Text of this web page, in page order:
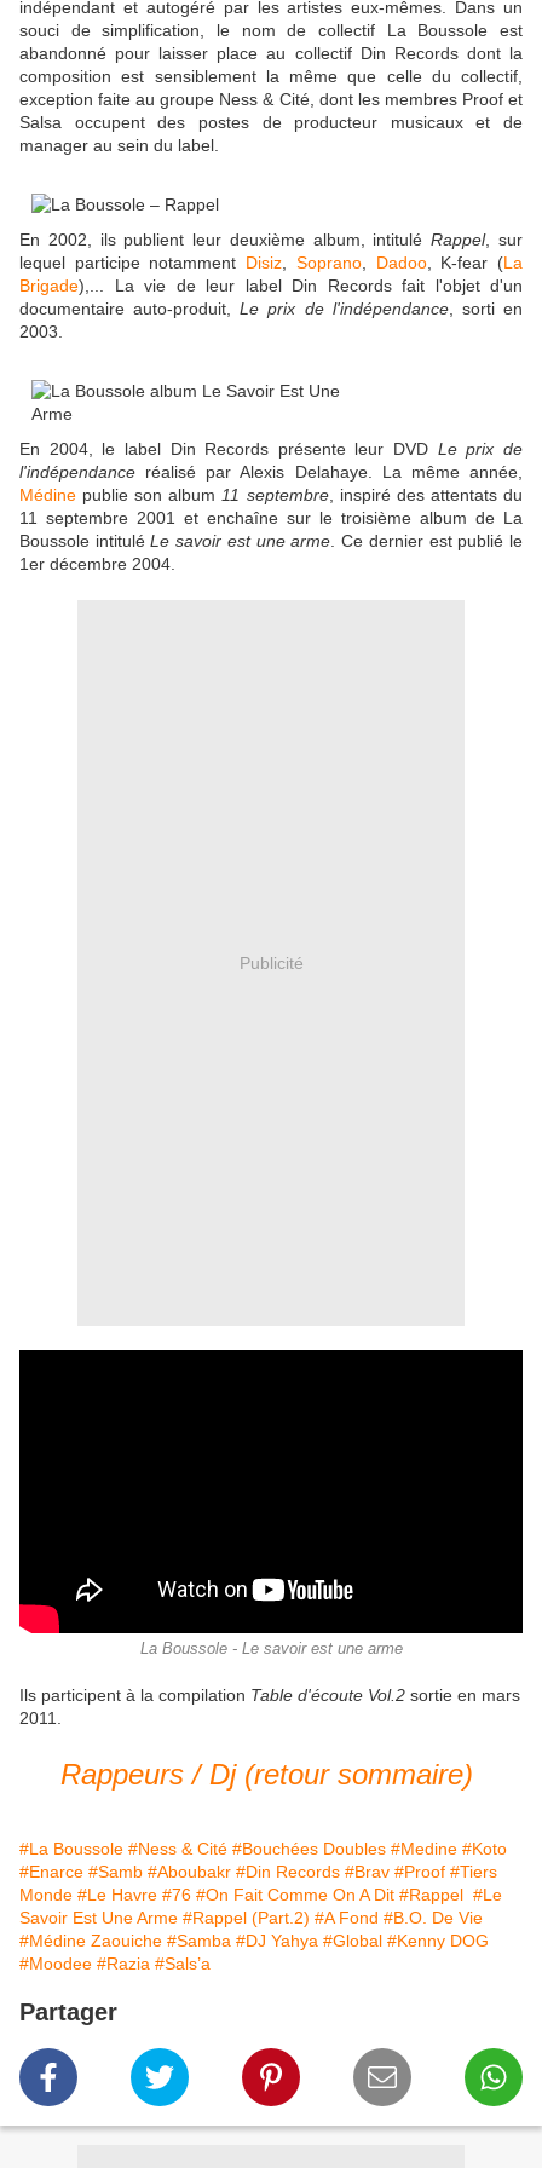
indépendant et autogéré par les artistes eux-mêmes. Dans un
souci de simplification, le nom de collectif La Boussole est
abandonné pour laisser place au collectif Din Records dont la
composition est sensiblement la même que celle du collectif,
exception faite au groupe Ness & Cité, dont les membres Proof et
Salsa occupent des postes de producteur musicaux et de
manager au sein du label.
En 2002, ils publient leur deuxième album, intituléRappel, sur
lequel participe notamment Disiz Soprano, Dadoo, K-fear (La
Brigade),... La vie de leur label Din Records fait l'objet d'un
documentaire auto-produit,Le prix de l'indépendance, sorti en
2003.
En 2004, le label Din Records présente leur DVD Le prix de
l'indépendance réalisé par Alexis Delahaye. La même année,
Médine publie son album 11 septembre, inspiré des attentats du
11 septembre 2001 et enchaîne sur le troisième album de La
Boussole intituléLe savoir est une arme . Ce dernier est publié le
1er décembre 2004.
Publicité
La Boussole - Le savoir est une arme
Ils participent à la compilation Table d'écoute Vol.2 sortie en mars
2011.
Rappeurs / Dj (retour sommaire)
#La Boussole #Ness & Cité #Bouchées Doubles #Medine #Koto
#Enarce #Samb #Aboubakr #Din Records #Brav #Proof #Tiers
Monde #Le Havre #76 #On Fait Comme On A Dit #Rappel ‎ #Le
Savoir Est Une Arme #Rappel (Part.2) #A Fond #B.O. De Vie
#Médine Zaouiche #Samba #DJ Yahya #Global #Kenny DOG
#Moodee #Razia #Sals’a
Partager